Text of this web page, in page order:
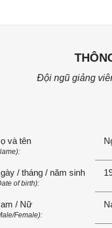
Đội ngũ giảng
và tên
/ tháng / năm sinh
of birth):
/ Nữ
Female):